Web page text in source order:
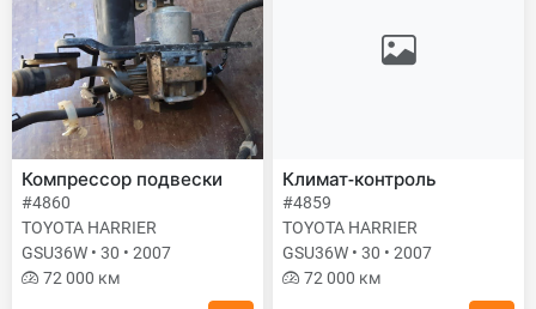
Компрессор подвески
#4860
TOYOTA HARRIER
GSU36W • 30 • 2007
72 000 км
Климат-контроль
#4859
TOYOTA HARRIER
GSU36W • 30 • 2007
72 000 км